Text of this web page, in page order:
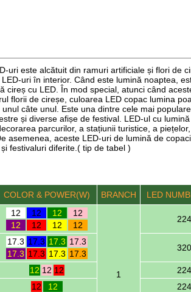
uri este alcătuit din ramuri artificiale și flori de
uri în interior. Când este lumină noaptea,
cireș cu LED. În mod special, atunci când
florii de cireșe, culoarea LED copac lumina
câte unul. Este una dintre cele mai
și diverse afișe de festival. LED-ul cu
parcurilor, a stațiunii turistice, a
asemenea, aceste LED-uri de lumină de
festivaluri diferite.( tip de tabel )
COLOR & POWER(W) BRANCH LED
12 12 12
12
12
12 12 12
1
224
17.3 17.3 17.3 17.3
17.3 17.3 17.3 17.3
320
12 12 12 224
12 12 224